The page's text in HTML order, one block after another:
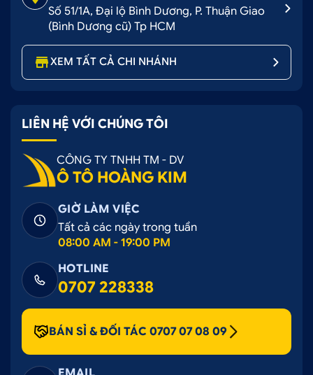
Số 51/1A, Đại lộ Bình Dương, P. Thuận Giao
(Bình Dương cũ) Tp HCM
XEM TẤT CẢ CHI NHÁNH
LIÊN HỆ VỚI CHÚNG TÔI
CÔNG TY TNHH TM - DV
Ô TÔ HOÀNG KIM
GIỜ LÀM VIỆC
Tất cả các ngày trong tuần
08:00 AM - 19:00 PM
HOTLINE
0707 228338
BÁN SỈ & ĐỐI TÁC 0707 07 08 09